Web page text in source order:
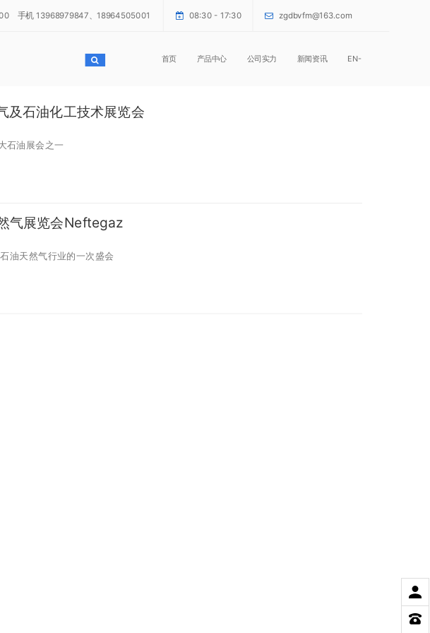
手机 13968979847、18964505001 08:30 - 17:30 zgdbvfm@163.com
首页 产品中心 公司实力 新闻资讯 EN-
及石油化工技术展览会
石油展会之一
气展览会Neftegaz
油天然气行业的一次盛会